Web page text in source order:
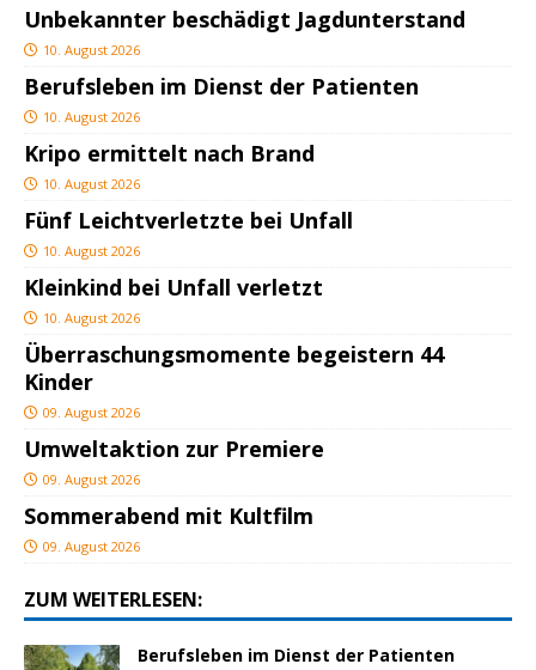
Unbekannter beschädigt Jagdunterstand
10. August 2026
Berufsleben im Dienst der Patienten
10. August 2026
Kripo ermittelt nach Brand
10. August 2026
Fünf Leichtverletzte bei Unfall
10. August 2026
Kleinkind bei Unfall verletzt
10. August 2026
Überraschungsmomente begeistern 44
Kinder
09. August 2026
Umweltaktion zur Premiere
09. August 2026
Sommerabend mit Kultfilm
09. August 2026
ZUM WEITERLESEN:
Berufsleben im Dienst der Patienten